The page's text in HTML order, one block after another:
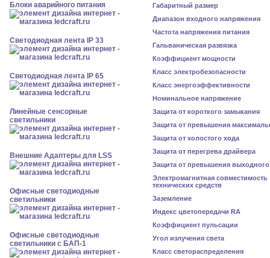
Блоки аварийного питания
Светодиодная лента IP 33
Светодиодная лента IP 65
Линейные сенсорные
светильники
Внешние Адаптеры для LSS
Офисные светодиодные
светильники
Офисные светодиодные
светильники с БАП-1
Габаритный размер
Диапазон входного напряжения
Частота напряжения питания
Гальваническая развязка
Коэффициент мощности
Класс электробезопасности
Класс энергоэффективности
Номинальное напряжение
Защита от короткого замыкания
Защита от превышения
Защита от холостого хода
Защита от перегрева драйвера
Защита от превышения
Электромагнитная совместимость
технических средств
Заземление
Индекс цветопередачи RA
Коэффициент пульсации
Угол излучения света
Класс светораспределения